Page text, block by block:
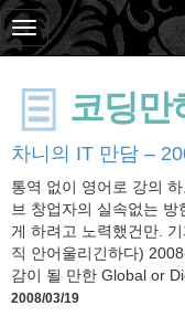
코딩만
차니의 IT 만담 –
통역 없이 영어로 강의
브 창업자의 실속없는
게 하려고 노력했건만.
직 안어울리긴하다)
감이 될 만한 Global or
2008/03/19